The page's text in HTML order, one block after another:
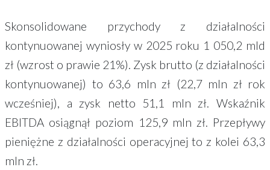
Skonsolidowane przychody z działalności
kontynuowanej wyniosły w 2025 roku 1 050,2 mld
zł (wzrost o prawie 21%). Zysk brutto (z działalności
kontynuowanej) to 63,6 mln zł (22,7 mln zł rok
wcześniej), a zysk netto 51,1 mln zł. Wskaźnik
EBITDA osiągnął poziom 125,9 mln zł. Przepływy
pieniężne z działalności operacyjnej to z kolei 63,3
mln zł.